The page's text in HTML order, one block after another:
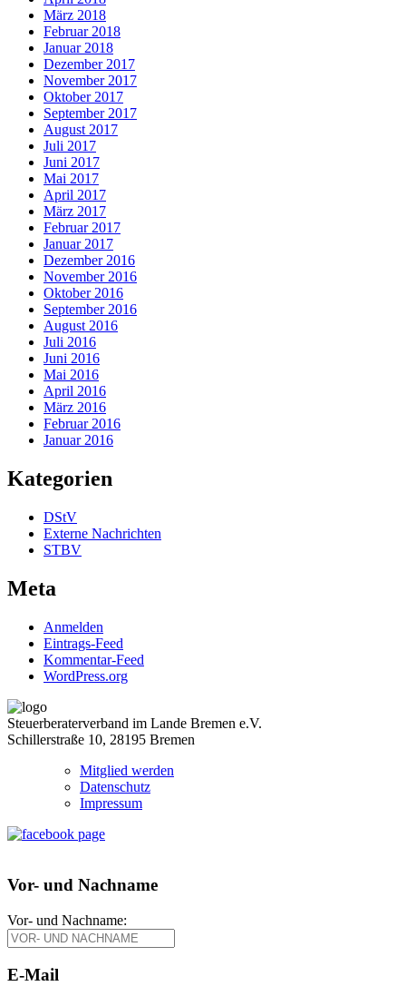
März 2018
Februar 2018
Januar 2018
Dezember 2017
November 2017
Oktober 2017
September 2017
August 2017
Juli 2017
Juni 2017
Mai 2017
April 2017
März 2017
Februar 2017
Januar 2017
Dezember 2016
November 2016
Oktober 2016
September 2016
August 2016
Juli 2016
Juni 2016
Mai 2016
April 2016
März 2016
Februar 2016
Januar 2016
Kategorien
DStV
Externe Nachrichten
STBV
Meta
Anmelden
Eintrags-Feed
Kommentar-Feed
WordPress.org
Steuerberaterverband im Lande Bremen e.V.
Schillerstraße 10, 28195 Bremen
Mitglied werden
Datenschutz
Impressum
Vor- und Nachname
Vor- und Nachname:
E-Mail